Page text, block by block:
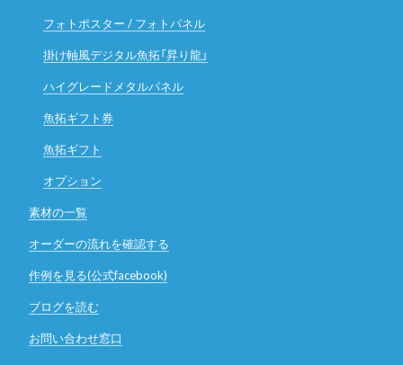
フォトポスター / フォトパネル
掛け軸風デジタル魚拓「昇り龍」
ハイグレードメタルパネル
魚拓ギフト券
魚拓ギフト
オプション
素材の一覧
オーダーの流れを確認する
作例を見る(公式facebook)
ブログを読む
お問い合わせ窓口